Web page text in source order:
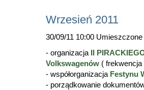
Wrzesień 2011
30/09/11 10:00 Umieszczone
- organizacja II
Volkswagenów ( frekwencja
- współorganizacja Festynu
- porządkowanie